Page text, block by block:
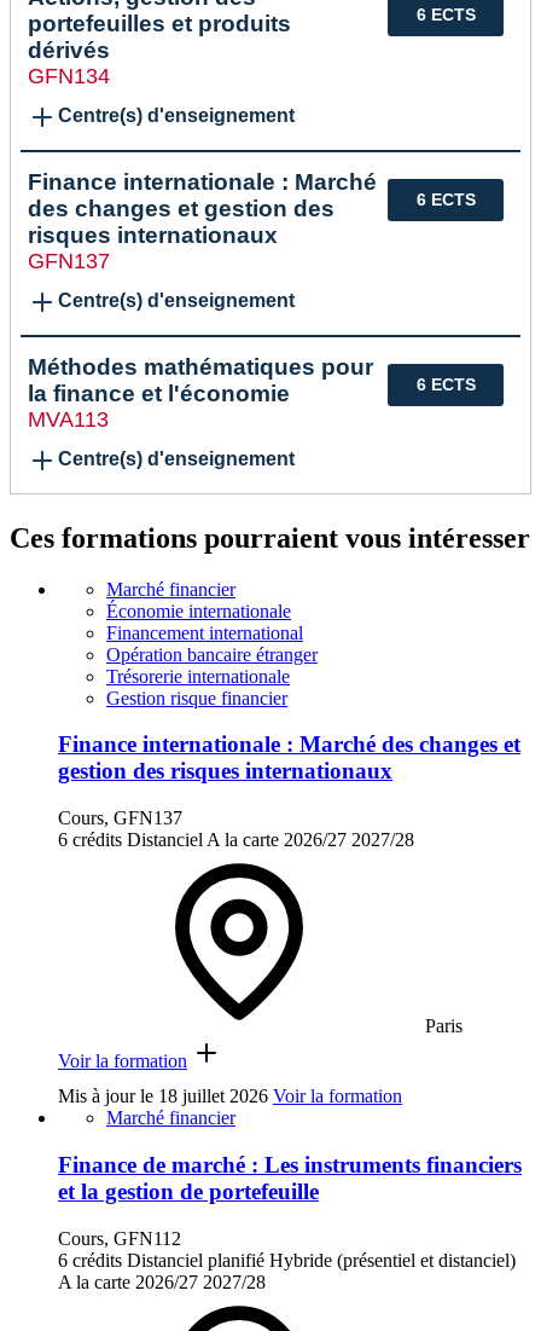
6 ECTS
portefeuilles et produits
dérivés
GFN134
Centre(s) d'enseignement
6 ECTS
Finance internationale : Marché
des changes et gestion des
risques internationaux
GFN137
Centre(s) d'enseignement
6 ECTS
Méthodes mathématiques pour
la finance et l'économie
MVA113
Centre(s) d'enseignement
Ces formations pourraient vous intéresser
Marché financier
Économie internationale
Financement international
Opération bancaire étranger
Trésorerie internationale
Gestion risque financier
Finance internationale : Marché des changes et
gestion des risques internationaux
Cours, GFN137
6 crédits Distanciel A la carte 2026/27 2027/28
Paris
Voir la formation
Mis à jour le 18 juillet 2026 Voir la formation
Marché financier
Finance de marché : Les instruments financiers
et la gestion de portefeuille
Cours, GFN112
6 crédits Distanciel planifié Hybride (présentiel et distanciel)
A la carte 2026/27 2027/28